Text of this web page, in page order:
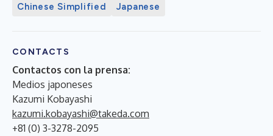
Chinese Simplified
Japanese
CONTACTS
Contactos con la prensa:
Medios japoneses
Kazumi Kobayashi
kazumi.kobayashi@takeda.com
+81 (0) 3-3278-2095